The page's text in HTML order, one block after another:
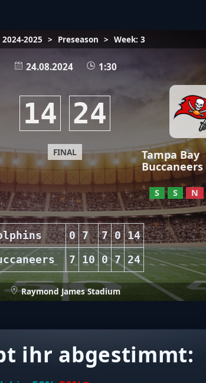
2024-2025 > Preseason > Week: 3
24.08.2024 1:30
14 24
FINAL
Tampa Bay
Buccaneers
S S N
0 7 7 0 14
7 10 0 7 24
Raymond James Stadium
ihr abgestimmt: